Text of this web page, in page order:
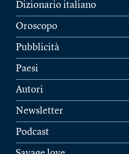
Dizionario italiano
Oroscopo
Pubblicità
Paesi
Autori
Newsletter
Podcast